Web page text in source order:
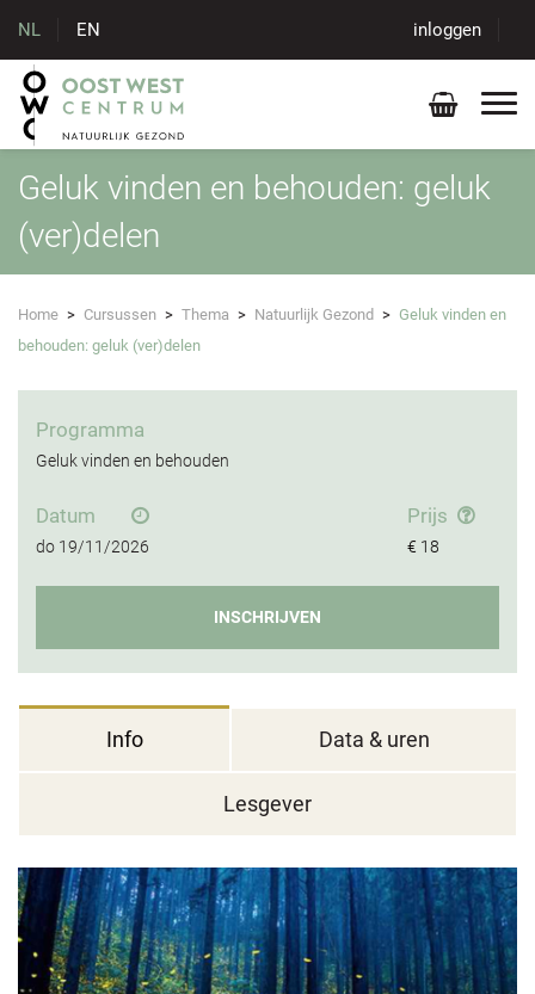
NL EN inloggen
Geluk vinden en behouden: geluk
(ver)delen
Home > Cursussen > Thema > Natuurlijk Gezond > Geluk vinden en
behouden: geluk (ver)delen
Programma
Geluk vinden en behouden
Datum
do 19/11/2026
Prijs
€ 18
INSCHRIJVEN
Info Data & uren
Lesgever